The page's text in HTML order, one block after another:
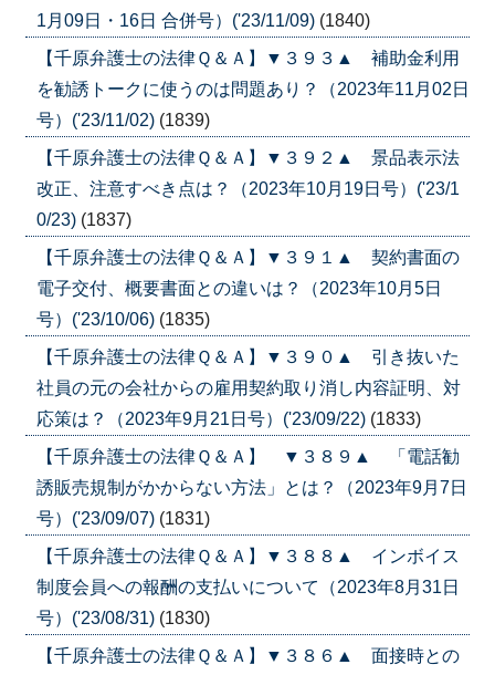
1月09日・16日 合併号）('23/11/09) (1840)
【千原弁護士の法律Ｑ＆Ａ】▼３９３▲ 補助金利用
を勧誘トークに使うのは問題あり？（2023年11月02日
号）('23/11/02) (1839)
【千原弁護士の法律Ｑ＆Ａ】▼３９２▲ 景品表示法
改正、注意すべき点は？（2023年10月19日号）('23/1
0/23) (1837)
【千原弁護士の法律Ｑ＆Ａ】▼３９１▲ 契約書面の
電子交付、概要書面との違いは？（2023年10月5日
号）('23/10/06) (1835)
【千原弁護士の法律Ｑ＆Ａ】▼３９０▲ 引き抜いた
社員の元の会社からの雇用契約取り消し内容証明、対
応策は？（2023年9月21日号）('23/09/22) (1833)
【千原弁護士の法律Ｑ＆Ａ】 ▼３８９▲ 「電話勧
誘販売規制がかからない方法」とは？（2023年9月7日
号）('23/09/07) (1831)
【千原弁護士の法律Ｑ＆Ａ】▼３８８▲ インボイス
制度会員への報酬の支払いについて（2023年8月31日
号）('23/08/31) (1830)
【千原弁護士の法律Ｑ＆Ａ】▼３８６▲ 面接時との